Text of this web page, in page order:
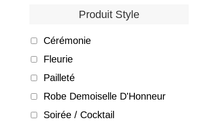
Produit Style
Cérémonie
Fleurie
Pailleté
Robe Demoiselle D'Honneur
Soirée / Cocktail